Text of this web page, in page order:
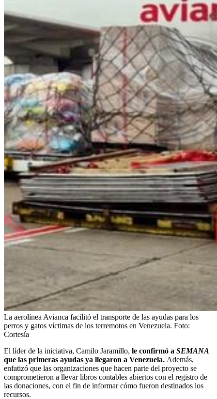
La aerolínea Avianca facilitó el transporte de las ayudas para los
perros y gatos víctimas de los terremotos en Venezuela. Foto:
Cortesía
El líder de la iniciativa, Camilo Jaramillo, le confirmó a SEMANA
que las primeras ayudas ya llegaron a Venezuela. Además,
enfatizó que las organizaciones que hacen parte del proyecto se
comprometieron a llevar libros contables abiertos con el registro de
las donaciones, con el fin de informar cómo fueron destinados los
recursos.